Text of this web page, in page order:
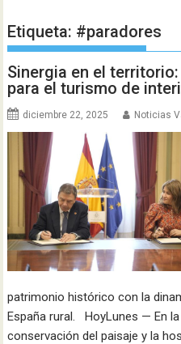
Etiqueta: #paradores
Sinergia en el
para el turismo de
diciembre 22, 2025 Noticias
patrimonio histórico con la
España rural. HoyLunes — En
conservación del paisaje y la